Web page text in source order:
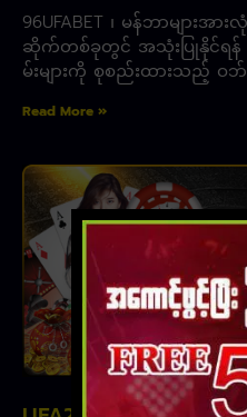
96UFABET ၊ မန်ဘာများ
ဆိုက်တစ်ခုတွင် အသုံးပြုနိုင်ရန် အ
မ်းများကို စုစည်းထားသည့် ဝဘ်ဆို
Read More »